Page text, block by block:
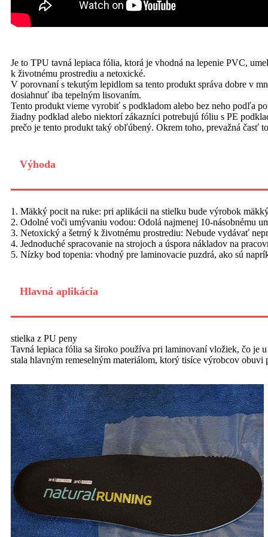
Je to TPU tavná lepiaca fólia, ktorá je vhodná na lepenie PVC,
k životnému prostrediu a netoxické.
V porovnaní s tekutým lepidlom sa tento produkt správa dobre v
dosiahnuť iba tepelným lisovaním.
Tento produkt vieme vyrobiť s podkladom alebo bez neho podľa
žiadny podklad alebo niektorí zákazníci potrebujú fóliu s PE
prečo je tento produkt taký obľúbený. Okrem toho, prevažná časť
Výhoda
1. Mäkký pocit na ruke: pri aplikácii na stielku bude výrobok
2. Odolné voči umývaniu vodou: Odolá najmenej 10-násobnému
3. Netoxický a šetrný k životnému prostrediu: Nebude vydávať
4. Jednoduché spracovanie na strojoch a úspora nákladov na
5. Nízky bod topenia: vhodný pre laminovacie puzdrá, ako sú
Hlavná aplikácia
stielka z PU peny
Tavná lepiaca fólia sa široko používa pri laminovaní vložiek, čo je
stala hlavným remeselným materiálom, ktorý tisíce výrobcov obuvi